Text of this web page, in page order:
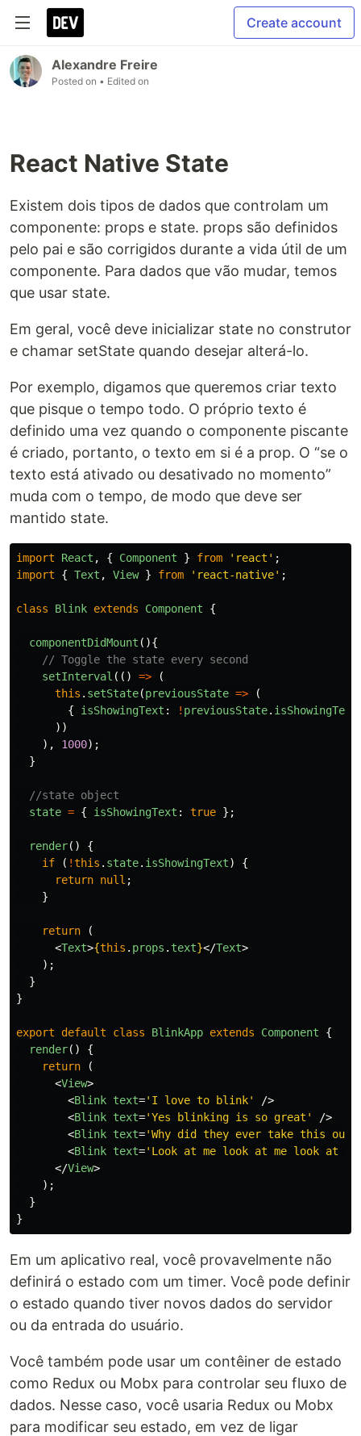
Create account
Alexandre Freire
Posted on • Edited on
React Native State
Existem dois tipos de dados que controlam um
componente: props e state. props são definidos
pelo pai e são corrigidos durante a vida útil de um
componente. Para dados que vão mudar, temos
que usar state.
Em geral, você deve inicializar state no construtor
e chamar setState quando desejar alterá-lo.
Por exemplo, digamos que queremos criar texto
que pisque o tempo todo. O próprio texto é
definido uma vez quando o componente piscante
é criado, portanto, o texto em si é a prop. O “se o
texto está ativado ou desativado no momento”
muda com o tempo, de modo que deve ser
mantido state.
import React , { Component } from ' react ' ;
import
{ Text , View } from ' react-native' ;
class Blink extends Component {
componentDidMount (){
// Toggle the state every second
setInterval (() =>
(
this . setState(previousState =>
(
{
isShowingText : ! previousState. isShowingText
))
),
1000);
}
//state object
state = { isShowingText : true };
render()
{
if
( !this . state. isShowingText)
{
return null ;
}
return
(
<Text>{this . props . text}</Text>
);
}
}
export default class BlinkApp extends Component
{
render()
{
return
(
<View>
<Blink text='I love to blink'
/>
<Blink text='Yes blinking is so great'
/>
<Blink text='Why did they ever take this out
<Blink text='Look at me look at me look at
</View>
);
}
}
Em um aplicativo real, você provavelmente não
definirá o estado com um timer. Você pode definir
o estado quando tiver novos dados do servidor
ou da entrada do usuário.
Você também pode usar um contêiner de estado
como Redux ou Mobx para controlar seu fluxo de
dados. Nesse caso, você usaria Redux ou Mobx
para modificar seu estado, em vez de ligar